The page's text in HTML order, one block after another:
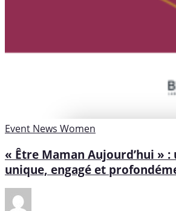
Event News Women
« Être Maman Aujourd’hui »
unique, engagé et